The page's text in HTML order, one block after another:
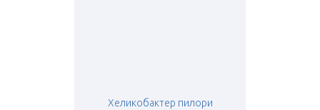
Хеликобактер пилори